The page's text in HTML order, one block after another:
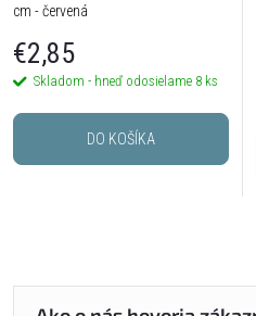
cm - červená
€2,85
Skladom - hneď odosielame 8 ks
DO KOŠÍKA